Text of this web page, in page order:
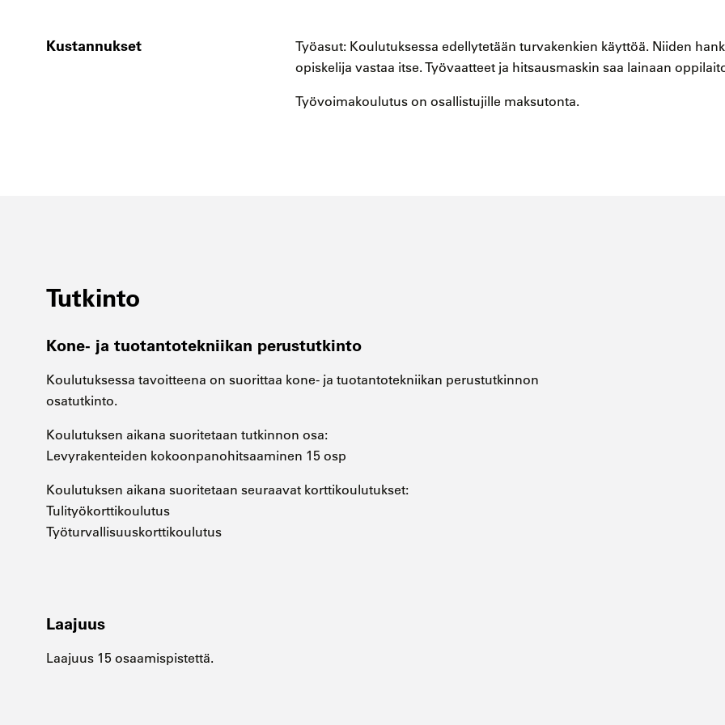
Kustannukset
Työasut: Koulutuksessa edellytetään turvakenkien käyttöä. Niiden
opiskelija vastaa itse. Työvaatteet ja hitsausmaskin saa lainaan
Työvoimakoulutus on osallistujille maksutonta.
Tutkinto
Kone- ja tuotantotekniikan perustutkinto
Koulutuksessa tavoitteena on suorittaa kone- ja tuotantotekniikan perustutkinnon
osatutkinto.
Koulutuksen aikana suoritetaan tutkinnon osa:
Levyrakenteiden kokoonpanohitsaaminen 15 osp
Koulutuksen aikana suoritetaan seuraavat korttikoulutukset:
Tulityökorttikoulutus
Työturvallisuuskorttikoulutus
Laajuus
Laajuus 15 osaamispistettä.